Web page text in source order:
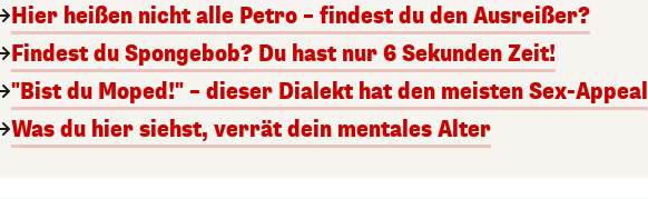
Hier heißen nicht alle Petro – findest du den Ausreißer?
Findest du Spongebob? Du hast nur 6 Sekunden Zeit!
"Bist du Moped!" – dieser Dialekt hat den meisten Sex-Appeal
Was du hier siehst, verrät dein mentales Alter